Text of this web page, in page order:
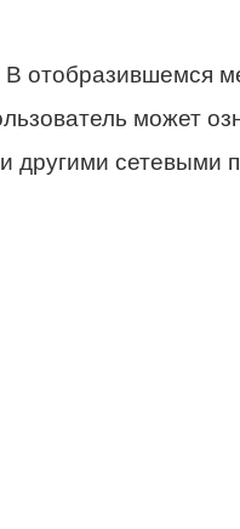
В отобразившемся
может
другими сетевыми